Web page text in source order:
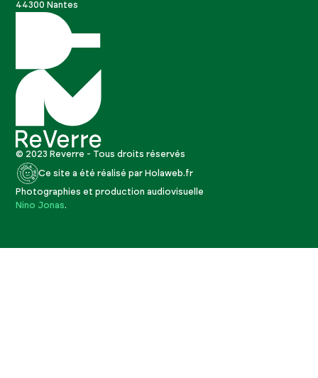
44300 Nantes
© 2023 Reverre - Tous droits réservés
Ce site a été réalisé par Holaweb.fr
Photographies et production audiovisuelle
Nino Jonas.